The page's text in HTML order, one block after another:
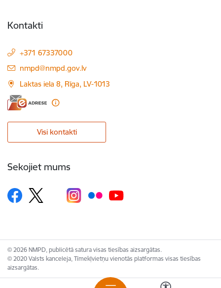
Kontakti
+371 67337000
E-pasts:
nmpd@nmpd.gov.lv
Laktas iela 8, Rīga, LV-1013
Visi kontakti
Sekojiet mums
© 2026 NMPD, publicētā satura visas tiesības aizsargātas.
© 2020 Valsts kanceleja, Tīmekļvietņu vienotās platformas visas tiesības
aizsargātas.